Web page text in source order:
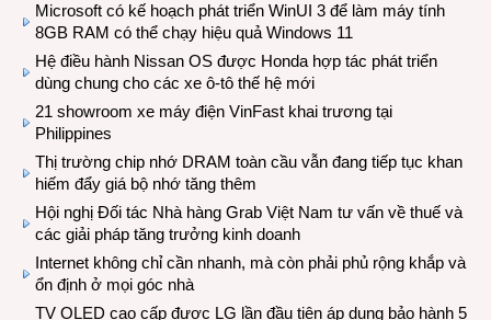
Microsoft có kế hoạch phát triển WinUI 3 để làm máy tính
8GB RAM có thể chạy hiệu quả Windows 11
Hệ điều hành Nissan OS được Honda hợp tác phát triển
dùng chung cho các xe ô-tô thế hệ mới
21 showroom xe máy điện VinFast khai trương tại
Philippines
Thị trường chip nhớ DRAM toàn cầu vẫn đang tiếp tục khan
hiếm đẩy giá bộ nhớ tăng thêm
Hội nghị Đối tác Nhà hàng Grab Việt Nam tư vấn về thuế và
các giải pháp tăng trưởng kinh doanh
Internet không chỉ cần nhanh, mà còn phải phủ rộng khắp và
ổn định ở mọi góc nhà
TV OLED cao cấp được LG lần đầu tiên áp dụng bảo hành 5